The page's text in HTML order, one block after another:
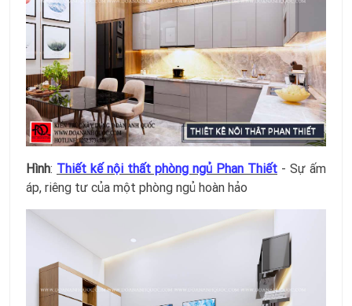
Hình: Thiết kế nội thất phòng ngủ Phan Thiết - Sự ấm
áp, riêng tư của một phòng ngủ hoàn hảo